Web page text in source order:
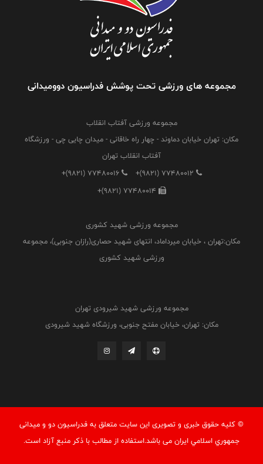
مجموعه های ورزشی تحت پوشش فدراسیون دوومیدانی
مجموعه ورزشی آفتاب انقلاب
مکان: تهران خیابان دماوند - چهار راه خاقانی - میدان چایی چی - ورزشگاه
آفتاب انقلاب تهران
+(9821) 77480012
+(9821) 77480016
+(9821) 77480014
مجموعه ورزشی شهید کشوری
مکان:تهران ، خیابان میرداماد، انتهای شهید حصاری(رازان جنوبی)، مجموعه
ورزشی شهید کشوری
مجموعه ورزشی شهید شیرودی تهران
مکان: تهران، خیابان مفتح جنوبی، ورزشگاه شهید شیرودی
© کليه حقوق خبری و تصويری اين سايت متعلق به فدراسيون دو و میدانی
جمهوري اسلامي ايران می باشد.استفاده از مطالب با ذكر منبع آزاد است.